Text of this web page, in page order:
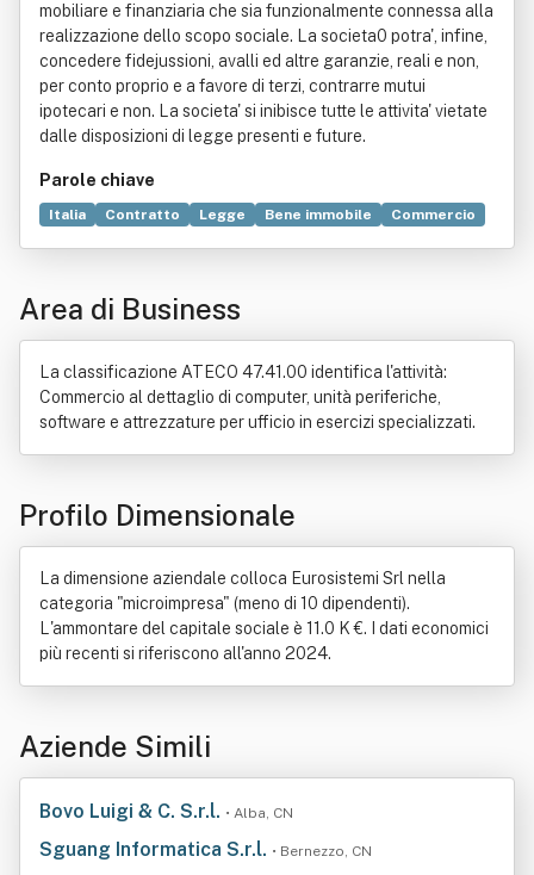
mobiliare e finanziaria che sia funzionalmente connessa alla
realizzazione dello scopo sociale. La societa0 potra', infine,
concedere fidejussioni, avalli ed altre garanzie, reali e non,
per conto proprio e a favore di terzi, contrarre mutui
ipotecari e non. La societa' si inibisce tutte le attivita' vietate
dalle disposizioni di legge presenti e future.
Parole chiave
Italia Contratto Legge Bene immobile
Commercio
Ricerca e sviluppo
Software
Area di Business
La classificazione ATECO 47.41.00 identifica l'attività:
Commercio al dettaglio di computer, unità periferiche,
software e attrezzature per ufficio in esercizi specializzati.
Profilo Dimensionale
La dimensione aziendale colloca Eurosistemi Srl nella
categoria "microimpresa" (meno di 10 dipendenti).
L'ammontare del capitale sociale è 11.0 K €. I dati economici
più recenti si riferiscono all'anno 2024.
Aziende Simili
Bovo Luigi & C. S.r.l. • Alba, CN
Sguang Informatica S.r.l. • Bernezzo, CN